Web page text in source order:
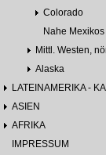
Colorado
Nahe Mexikos
Mittl. Westen,
Alaska
LATEINAMERIKA -
ASIEN
AFRIKA
IMPRESSUM